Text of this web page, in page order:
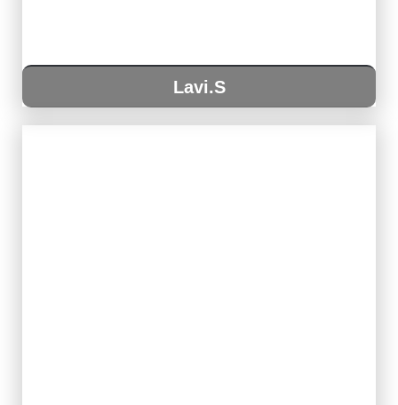
Lavi.S